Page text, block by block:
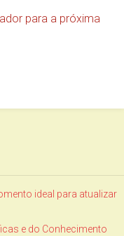
para a próxima
ideal para atualizar
e do Conhecimento